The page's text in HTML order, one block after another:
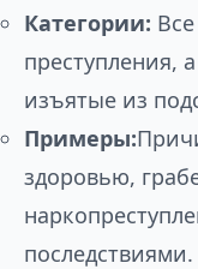
Категории:
преступления,
изъятые из
Примеры:
здоровью,
последствиями.